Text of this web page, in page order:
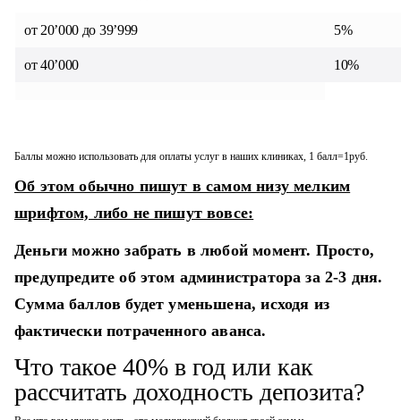
от 20’000 до 39’999 5%
от 40’000 10%
Баллы можно использовать для оплаты услуг в наших клиниках, 1 балл=1руб.
Об этом обычно пишут в самом низу мелким
шрифтом, либо не пишут вовсе:
Деньги можно забрать в любой момент. Просто,
предупредите об этом администратора за 2-3 дня.
Сумма баллов будет уменьшена, исходя из
фактически потраченного аванса.
Что такое 40% в год или как
рассчитать доходность депозита?